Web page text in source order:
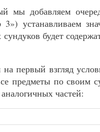
мы добавляем
устанавливаем
будет
первый взгляд
предметы по своим
частей: